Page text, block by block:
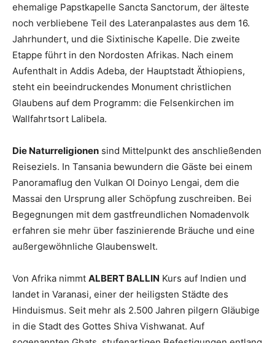
ehemalige Papstkapelle Sancta Sanctorum, der älteste
noch verbliebene Teil des Lateranpalastes aus dem 16.
Jahrhundert, und die Sixtinische Kapelle. Die zweite
Etappe führt in den Nordosten Afrikas. Nach einem
Aufenthalt in Addis Adeba, der Hauptstadt Äthiopiens,
steht ein beeindruckendes Monument christlichen
Glaubens auf dem Programm: die Felsenkirchen im
Wallfahrtsort Lalibela.
Die Naturreligionen sind Mittelpunkt des anschließenden
Reiseziels. In Tansania bewundern die Gäste bei einem
Panoramaflug den Vulkan Ol Doinyo Lengai, dem die
Massai den Ursprung aller Schöpfung zuschreiben. Bei
Begegnungen mit dem gastfreundlichen Nomadenvolk
erfahren sie mehr über faszinierende Bräuche und eine
außergewöhnliche Glaubenswelt.
Von Afrika nimmt ALBERT BALLIN Kurs auf Indien und
landet in Varanasi, einer der heiligsten Städte des
Hinduismus. Seit mehr als 2.500 Jahren pilgern Gläubige
in die Stadt des Gottes Shiva Vishwanat. Auf